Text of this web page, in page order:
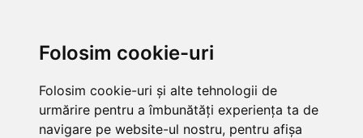
Folosim cookie-uri
Folosim cookie-uri și alte tehnologii de
urmărire pentru a îmbunătăți experiența ta de
navigare pe website-ul nostru, pentru afișa